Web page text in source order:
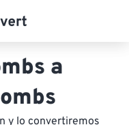
a
y lo convertiremos